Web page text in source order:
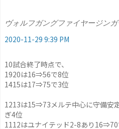
ヴォルフガングファイヤージンガ
2020-11-29 9:39 PM
10試合終了時点で、
1920は16⇒56で8位
1415は17⇒75で3位
1213は15⇒73メルテ中心に守備安
ぎ4位
1112はユナイテッド2-8あり